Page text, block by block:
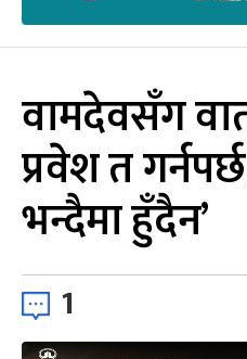
वामदेवसँग
प्रवेश त
भन्दैमा हुँदैन’
1